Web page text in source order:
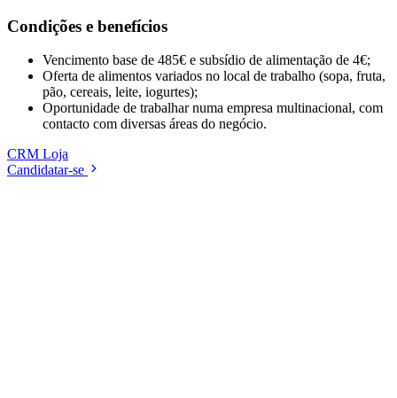
Condições e benefícios
Vencimento base de 485€ e subsídio de alimentação de 4€;
Oferta de alimentos variados no local de trabalho (sopa, fruta,
pão, cereais, leite, iogurtes);
Oportunidade de trabalhar numa empresa multinacional, com
contacto com diversas áreas do negócio.
CRM Loja
Candidatar-se